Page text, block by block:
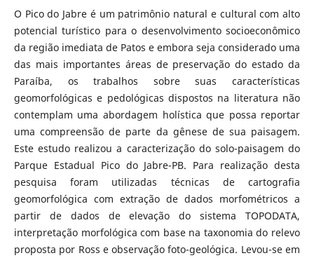
O Pico do Jabre é um patrimônio natural e cultural com alto
potencial turístico para o desenvolvimento socioeconômico
da região imediata de Patos e embora seja considerado uma
das mais importantes áreas de preservação do estado da
Paraíba, os trabalhos sobre suas características
geomorfológicas e pedológicas dispostos na literatura não
contemplam uma abordagem holística que possa reportar
uma compreensão de parte da gênese de sua paisagem.
Este estudo realizou a caracterização do solo-paisagem do
Parque Estadual Pico do Jabre-PB. Para realização desta
pesquisa foram utilizadas técnicas de cartografia
geomorfológica com extração de dados morfométricos a
partir de dados de elevação do sistema TOPODATA,
interpretação morfológica com base na taxonomia do relevo
proposta por Ross e observação foto-geológica. Levou-se em